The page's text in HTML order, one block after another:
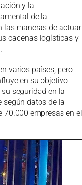
y la
de la
las maneras de actuar
cadenas logísticas y
varios países, pero
en su objetivo
seguridad en la
según datos de la
70.000 empresas en el